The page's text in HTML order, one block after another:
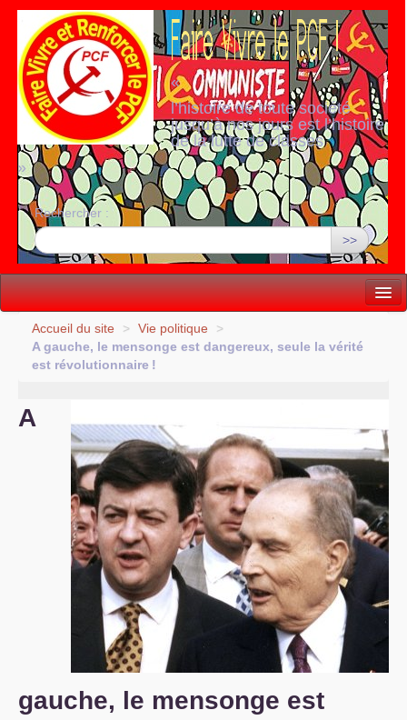
«
l’histoire de toute société
jusqu’à nos jours est l’histoire
de la lutte de classes
»
Rechercher :
>>
Vie politique
Lutter, Unir...
S’organiser
Comprendre...
Vie du site
Accueil du site > Vie politique
>
A gauche, le mensonge est dangereux, seule la vérité
est révolutionnaire !
A
gauche, le mensonge est